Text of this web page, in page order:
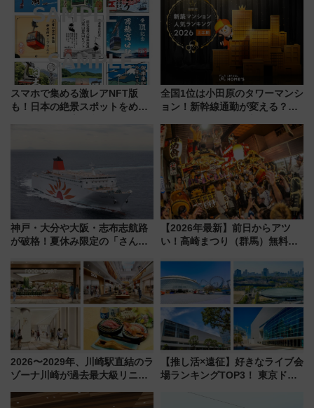
スマホで集める激レアNFT版
も！日本の絶景スポットをめぐ
全国1位は小田原のタワーマンシ
ョン！新幹線通勤が変える？
【新築マンション人気ランキン
グ】
神戸・大分や大阪・志布志航路
が破格！夏休み限定の「さんふ
ート 夕朝食ビュッフェ付きで
快適な船旅はいかが？
【2026年最新】前日からアツ
い！高崎まつり（群馬）無料観
2026〜2029年、川崎駅直結のラ
ゾーナ川崎が過去最大級リニュ
「いつから何が変わるか」徹底
【推し活×遠征】好きなライブ会
場ランキングTOP3！ 東京ドー